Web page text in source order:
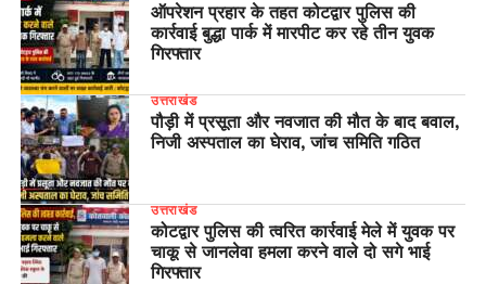
ऑपरेशन प्रहार के तहत कोटद्वार पुलिस की
कार्रवाई बुद्धा पार्क में मारपीट कर रहे तीन युवक
गिरफ्तार
उत्तराखंड
पौड़ी में प्रसूता और नवजात की मौत के बाद बवाल,
निजी अस्पताल का घेराव, जांच समिति गठित
उत्तराखंड
कोटद्वार पुलिस की त्वरित कार्रवाई मेले में युवक पर
चाकू से जानलेवा हमला करने वाले दो सगे भाई
गिरफ्तार